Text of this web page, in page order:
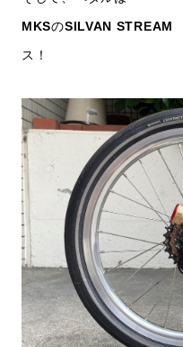
MKSのSILVAN STREAM
ス！